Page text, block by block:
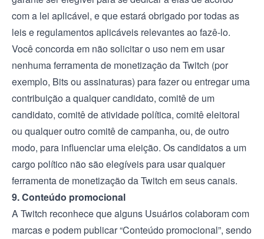
com a lei aplicável, e que estará obrigado por todas as
leis e regulamentos aplicáveis relevantes ao fazê-lo.
Você concorda em não solicitar o uso nem em usar
nenhuma ferramenta de monetização da Twitch (por
exemplo, Bits ou assinaturas) para fazer ou entregar uma
contribuição a qualquer candidato, comitê de um
candidato, comitê de atividade política, comitê eleitoral
ou qualquer outro comitê de campanha, ou, de outro
modo, para influenciar uma eleição. Os candidatos a um
cargo político não são elegíveis para usar qualquer
ferramenta de monetização da Twitch em seus canais.
9. Conteúdo promocional
A Twitch reconhece que alguns Usuários colaboram com
marcas e podem publicar “Conteúdo promocional”, sendo